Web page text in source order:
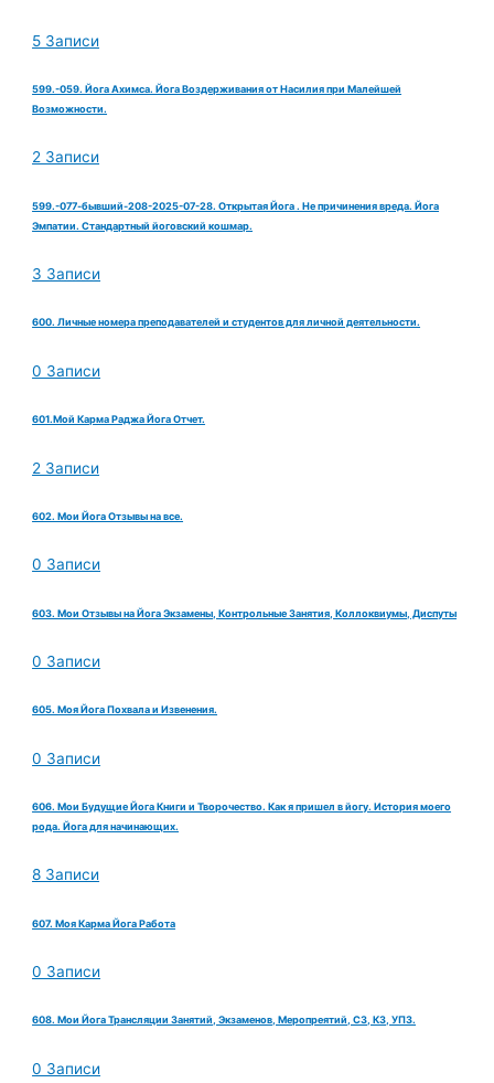
5 Записи
599.-059. Йога Ахимса. Йога Воздерживания от Насилия при Малейшей
Возможности.
2 Записи
599.-077-бывший-208-2025-07-28. Открытая Йога . Не причинения вреда. Йога
Эмпатии. Стандартный йоговский кошмар.
3 Записи
600. Личные номера преподавателей и студентов для личной деятельности.
0 Записи
601.Мой Карма Раджа Йога Отчет.
2 Записи
602. Мои Йога Отзывы на все.
0 Записи
603. Мои Отзывы на Йога Экзамены, Контрольные Занятия, Коллоквиумы, Диспуты
0 Записи
605. Моя Йога Похвала и Извенения.
0 Записи
606. Мои Будущие Йога Книги и Творочество. Как я пришел в йогу. История моего
рода. Йога для начинающих.
8 Записи
607. Моя Карма Йога Работа
0 Записи
608. Мои Йога Трансляции Занятий, Экзаменов, Меропреятий, СЗ, КЗ, УПЗ.
0 Записи